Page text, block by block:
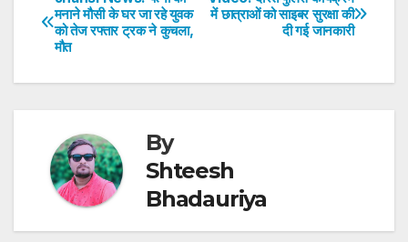
A
p
b
o
dI
st
Post
navigation
में छात्राओं को साइबर सुरक्षा की
दी गई जानकारी
मनाने मौसी के घर जा रहे युवक
को तेज रफ्तार ट्रक ने कुचला,
मौत
By
Shteesh
Bhadauriya